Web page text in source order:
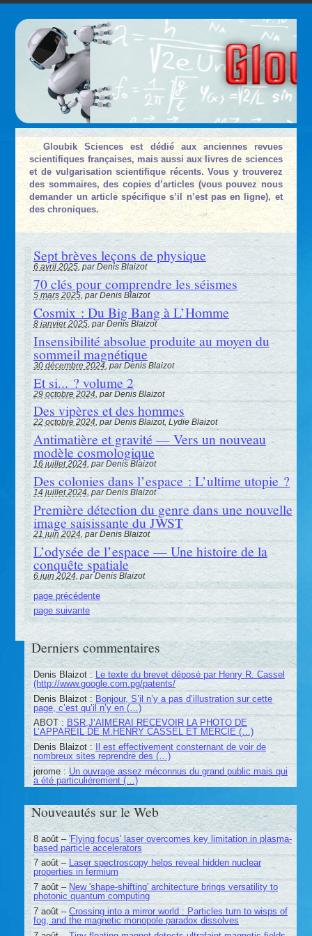
Gloubik Sciences est dédié aux anciennes revues
scientifiques françaises, mais aussi aux livres de sciences
et de vulgarisation scientifique récents. Vous y trouverez
des sommaires, des copies d’articles (vous pouvez nous
demander un article spécifique s’il n’est pas en ligne), et
des chroniques.
Sept brèves leçons de physique
6 avril 2025, par Denis Blaizot
70 clés pour comprendre les séismes
5 mars 2025, par Denis Blaizot
Cosmix : Du Big Bang à L’Homme
8 janvier 2025, par Denis Blaizot
Insensibilité absolue produite au moyen du
sommeil magnétique
30 décembre 2024, par Denis Blaizot
Et si... ? volume 2
29 octobre 2024, par Denis Blaizot
Des vipères et des hommes
22 octobre 2024, par Denis Blaizot, Lydie Blaizot
Antimatière et gravité — Vers un nouveau
modèle cosmologique
16 juillet 2024, par Denis Blaizot
Des colonies dans l’espace : L’ultime utopie ?
14 juillet 2024, par Denis Blaizot
Première détection du genre dans une nouvelle
image saisissante du JWST
21 juin 2024, par Denis Blaizot
L’odysée de l’espace — Une histoire de la
conquête spatiale
6 juin 2024, par Denis Blaizot
page précédente
page suivante
Derniers commentaires
Denis Blaizot : Le texte du brevet déposé par Henry R. Cassel
(http://www.google.com.pg/patents/
Denis Blaizot : Bonjour, S’il n’y a pas d’illustration sur cette
page, c’est qu’il n’y en (…)
ABOT : BSR,J’AIMERAI RECEVOIR LA PHOTO DE
L’APPAREIL DE M.HENRY CASSEL ET MERCIE (…)
Denis Blaizot : Il est effectivement consternant de voir de
nombreux sites reprendre des (…)
jerome : Un ouvrage assez méconnus du grand public mais qui
a été particulièrement (…)
Nouveautés sur le Web
8 août – 'Flying focus' laser overcomes key limitation in plasma-
based particle accelerators
7 août – Laser spectroscopy helps reveal hidden nuclear
properties in fermium
7 août – New 'shape-shifting' architecture brings versatility to
photonic quantum computing
7 août – Crossing into a mirror world : Particles turn to wisps of
fog, and the magnetic monopole paradox dissolves